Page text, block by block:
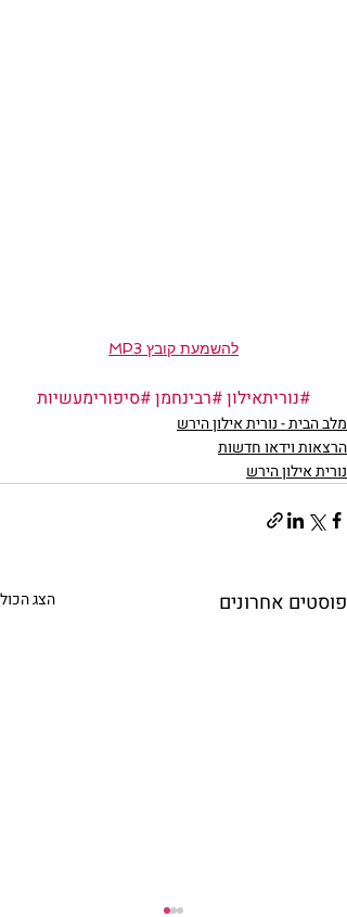
להשמעת קובץ MP3
#נוריתאילון#רבינחמן#סיפורימעשיות
מלב הבית - נורית אילון הירש
הרצאות וידאו חדשות
נורית אילון הירש
פוסטים אחרונים הצג הכול